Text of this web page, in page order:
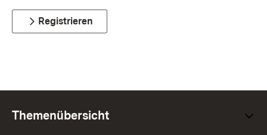
Registrieren
Themenübersicht